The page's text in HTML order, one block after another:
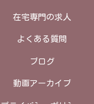
在宅専門の求人
よくある質問
ブログ
動画アーカイブ